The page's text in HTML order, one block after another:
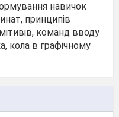
навичок
принципів
команд вводу
кола в графічному